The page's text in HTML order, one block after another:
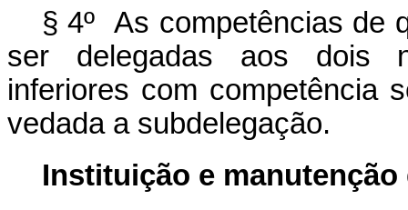
§ 4º As competências de
ser delegadas aos dois
inferiores com competência
vedada a subdelegação.
Instituição e manutenção